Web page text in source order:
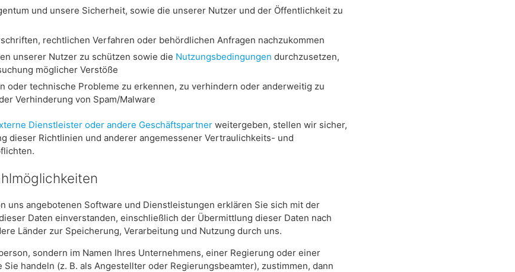
und unsere Sicherheit, sowie die unserer Nutzer und der Öffentlichkeit zu
rechtlichen Verfahren oder behördlichen Anfragen nachzukommen
unserer Nutzer zu schützen sowie die Nutzungsbedingungen durchzusetzen,
möglicher Verstöße
oder technische Probleme zu erkennen, zu verhindern oder anderweitig zu
Verhinderung von Spam/Malware
Dienstleister oder andere Geschäftspartner weitergeben, stellen wir sicher,
dieser Richtlinien und anderer angemessener Vertraulichkeits- und
uns angebotenen Software und Dienstleistungen erklären Sie sich mit der
Daten einverstanden, einschließlich der Übermittlung dieser Daten nach
Länder zur Speicherung, Verarbeitung und Nutzung durch uns.
sondern im Namen Ihres Unternehmens, einer Regierung oder einer
handeln (z. B. als Angestellter oder Regierungsbeamter), zustimmen, dann